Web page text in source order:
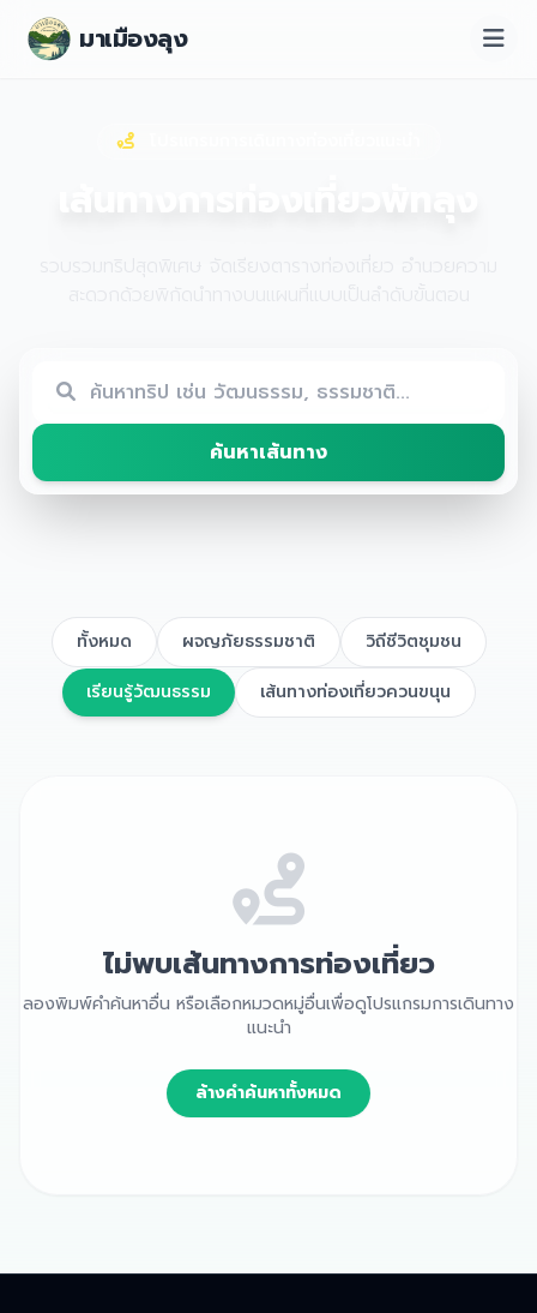
มาเมืองลุง
ค้นหาเส้นทาง
ทั้งหมด ผจญภัยธรรมชาติ
วิถีชีวิตชุมชน
เรียนรู้วัฒนธรรม
เส้นทางท่องเที่ยวควนขนุน
ไม่พบเส้นทางการท่องเที่ยว
ลองพิมพ์คำค้นหาอื่น หรือเลือกหมวดหมู่อื่นเพื่อดูโปรแกรมการเดินทาง
แนะนำ
ล้างคำค้นหาทั้งหมด